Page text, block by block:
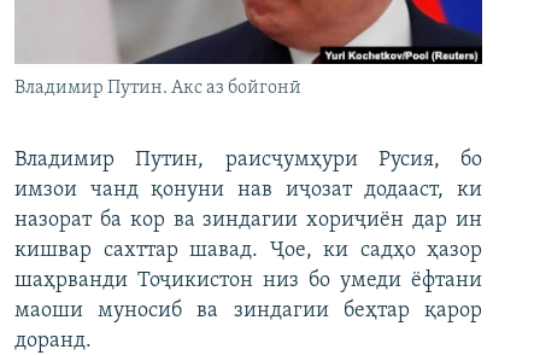
Владимир Путин. Акс аз бойгонӣ
Владимир Путин, раисҷумҳури Русия, бо
имзои чанд қонуни нав иҷозат додааст, ки
назорат ба кор ва зиндагии хориҷиён дар ин
кишвар сахттар шавад. Ҷое, ки садҳо ҳазор
шаҳрванди Тоҷикистон низ бо умеди ёфтани
маоши муносиб ва зиндагии беҳтар қарор
доранд.